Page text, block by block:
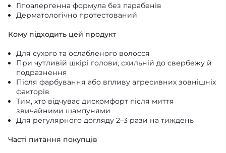
Гіпоалергенна формула без парабенів
Дерматологічно протестований
Кому підходить цей продукт
Для сухого та ослабленого волосся
При чутливій шкірі голови, схильній до свербежу й
подразнення
Після фарбування або впливу агресивних зовнішніх
факторів
Тим, хто відчуває дискомфорт після миття
звичайними шампунями
Для регулярного догляду 2–3 рази на тиждень
Часті питання покупців